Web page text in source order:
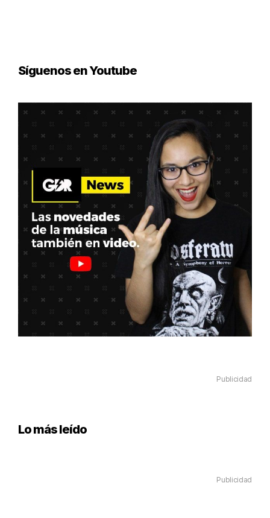
Síguenos en Youtube
Publicidad
Lo más leído
Publicidad